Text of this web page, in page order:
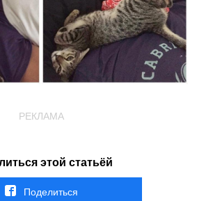
РЕКЛАМА
этой статьёй
Поделиться